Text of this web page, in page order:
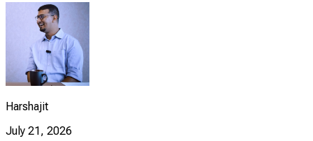
Harshajit
July 21, 2026